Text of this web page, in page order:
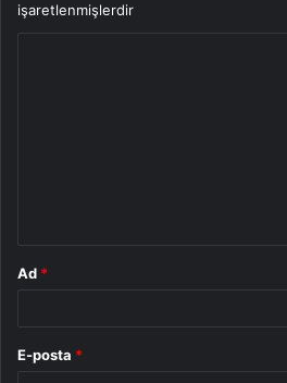
işaretlenmişlerdir
Ad *
E-posta *